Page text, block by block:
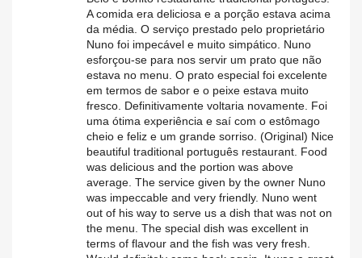
A comida era deliciosa e a porção estava acima
da média. O serviço prestado pelo proprietário
Nuno foi impecável e muito simpático. Nuno
esforçou-se para nos servir um prato que não
estava no menu. O prato especial foi excelente
em termos de sabor e o peixe estava muito
fresco. Definitivamente voltaria novamente. Foi
uma ótima experiência e saí com o estômago
cheio e feliz e um grande sorriso. (Original) Nice
beautiful traditional português restaurant. Food
was delicious and the portion was above
average. The service given by the owner Nuno
was impeccable and very friendly. Nuno went
out of his way to serve us a dish that was not on
the menu. The special dish was excellent in
terms of flavour and the fish was very fresh.